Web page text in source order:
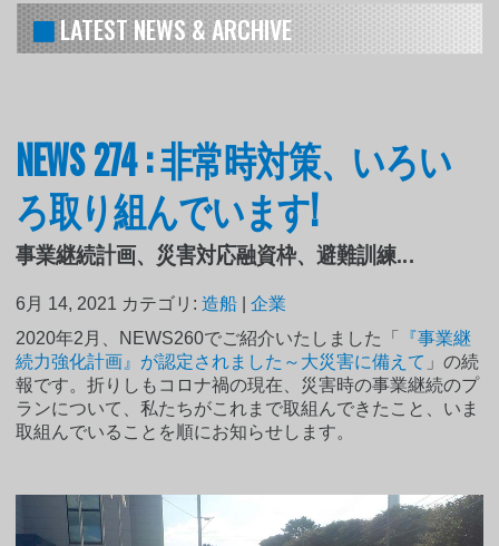
LATEST NEWS & ARCHIVE
NEWS 274 : 非常時対策、いろい
ろ取り組んでいます!
事業継続計画、災害対応融資枠、避難訓練...
6月 14, 2021 カテゴリ:造船 |企業
2020年2月、NEWS260でご紹介いたしました「
『事業継
続力強化計画』が認定されました～大災害に備えて 」の続
報です。折りしもコロナ禍の現在、災害時の事業継続のプ
ランについて、私たちがこれまで取組んできたこと、いま
取組んでいることを順にお知らせします。